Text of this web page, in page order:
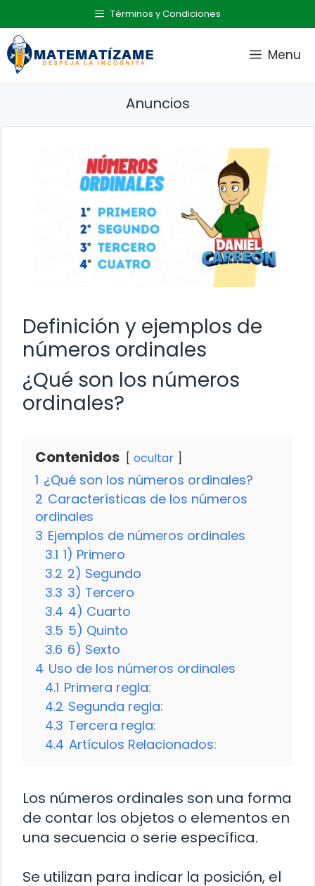
al
contenido
Términos y Condiciones
Menu
Anuncios
Definición y ejemplos de
números ordinales
¿Qué son los números
ordinales?
Contenidos ocultar
1 ¿Qué son los números ordinales?
2 Características de los números
ordinales
3 Ejemplos de números ordinales
3.1 1) Primero
3.2 2) Segundo
3.3 3) Tercero
3.4 4) Cuarto
3.5 5) Quinto
3.6 6) Sexto
4 Uso de los números ordinales
4.1 Primera regla:
4.2 Segunda regla:
4.3 Tercera regla:
4.4 Artículos Relacionados:
Los números ordinales son una forma
de contar los objetos o elementos en
una secuencia o serie específica.
Se utilizan para indicar la posición, el